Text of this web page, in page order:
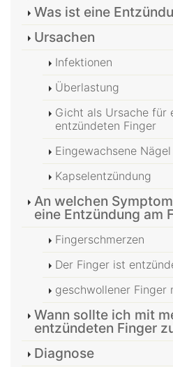
Was ist eine
Ursachen
Infektionen
Überlastung
Gicht als Ursache für
entzündeten Finger
Eingewachsene Nägel
Kapselentzündung
An welchen
eine Entzündung am
Fingerschmerzen
Der Finger ist
geschwollener Finger
Wann sollte ich mit
entzündeten Finger
Diagnose